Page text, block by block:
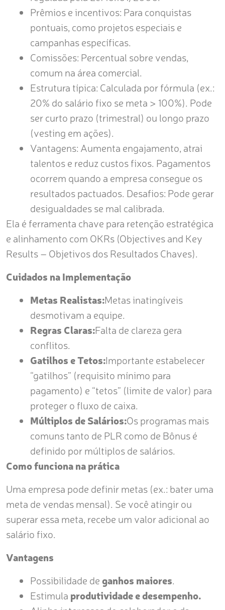
Prêmios e incentivos: Para conquistas
pontuais, como projetos especiais e
campanhas específicas.
Comissões: Percentual sobre vendas,
comum na área comercial.
Estrutura típica: Calculada por fórmula (ex.:
20% do salário fixo se meta > 100%). Pode
ser curto prazo (trimestral) ou longo prazo
(vesting em ações).
Vantagens: Aumenta engajamento, atrai
talentos e reduz custos fixos. Pagamentos
ocorrem quando a empresa consegue os
resultados pactuados. Desafios: Pode gerar
desigualdades se mal calibrada.
Ela é ferramenta chave para retenção estratégica
e alinhamento com OKRs (Objectives and Key
Results – Objetivos dos Resultados Chaves).
Cuidados na Implementação
Metas Realistas:Metas inatingíveis
desmotivam a equipe.
Regras Claras:Falta de clareza gera
conflitos.
Gatilhos e Tetos:Importante estabelecer
“gatilhos” (requisito mínimo para
pagamento) e “tetos” (limite de valor) para
proteger o fluxo de caixa.
Múltiplos de Salários:Os programas mais
comuns tanto de PLR como de Bônus é
definido por múltiplos de salários.
Como funciona na prática
Uma empresa pode definir metas (ex.: bater uma
meta de vendas mensal). Se você atingir ou
superar essa meta, recebe um valor adicional ao
salário fixo.
Vantagens
Possibilidade deganhos maiores.
Estimula produtividade e desempenho.